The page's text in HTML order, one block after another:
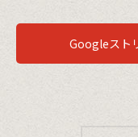
Googleスト